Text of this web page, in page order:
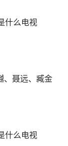
、聂远、臧金